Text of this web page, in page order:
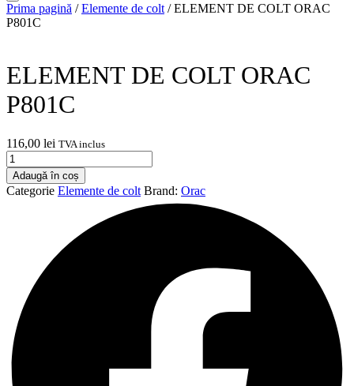
Prima pagină /Elemente de colt / ELEMENT DE COLT ORAC
P801C
ELEMENT DE COLT ORAC
P801C
116,00 lei TVA inclus
Cantitate
ELEMENT
DE
COLT
Adaugă în coș
Categorie Elemente de colt Brand: Orac